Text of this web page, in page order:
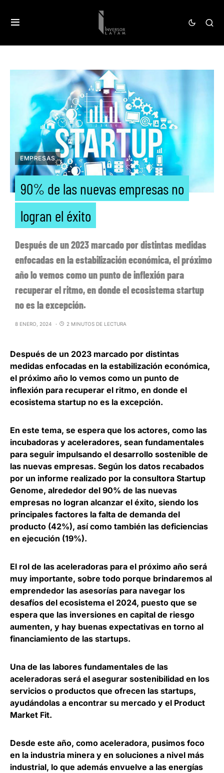
EMPRESAS
90% de las nuevas empresas no
logran el éxito
Después de un 2023 marcado por distintas medidas
enfocadas en la estabilización económica, el próximo
año lo vemos como un punto de inflexión para
recuperar el ritmo, en donde el ecosistema startup
no es la excepción.
8 ENERO, 2024 2 MINUTOS DE LECTURA
Después de un 2023 marcado por distintas
medidas enfocadas en la estabilización económica,
el próximo año lo vemos como un punto de
inflexión para recuperar el ritmo, en donde el
ecosistema startup no es la excepción.
En este tema, se espera que los actores, como las
incubadoras y aceleradores, sean fundamentales
para seguir impulsando el desarrollo sostenible de
las nuevas empresas. Según los datos recabados
por un informe realizado por la consultora Startup
Genome, alrededor del 90% de las nuevas
empresas no logran alcanzar el éxito, siendo los
principales factores la falta de demanda del
producto (42%), así como también las deficiencias
en ejecución (19%).
El rol de las aceleradoras para el próximo año será
muy importante, sobre todo porque brindaremos al
emprendedor las asesorías para navegar los
desafíos del ecosistema el 2024, puesto que se
espera que las inversiones en capital de riesgo
aumenten, y hay buenas expectativas en torno al
financiamiento de las startups.
Una de las labores fundamentales de las
aceleradoras será el asegurar sostenibilidad en los
servicios o productos que ofrecen las startups,
ayudándolas a encontrar su mercado y el Product
Market Fit.
Desde este año, como aceleradora, pusimos foco
en la industria minera y en soluciones a nivel más
industrial, lo que además envuelve a las energías